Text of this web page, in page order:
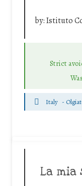
by:Istituto
Strict
Italy -
La